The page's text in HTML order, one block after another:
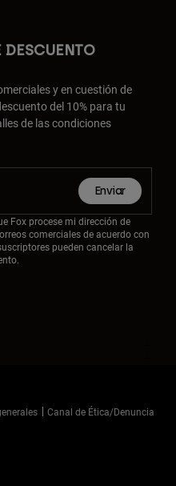
y en cuestión de
del 10% para tu
de las condiciones
Enviar
Fox procese mi dirección de
comerciales de acuerdo con
pueden cancelar la
Canal de Ética/Denuncia